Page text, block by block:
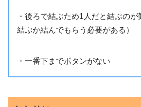
・後ろで結ぶため1人だと結ぶの
結ぶか結んでもらう必要がある）
・一番下までボタンがない